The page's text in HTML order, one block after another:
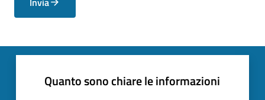
Quanto sono chiare le informazioni